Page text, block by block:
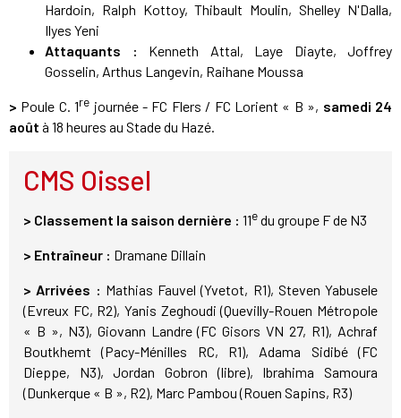
Hardoin, Ralph Kottoy, Thibault Moulin, Shelley N'Dalla,
Ilyes Yeni
Attaquants : Kenneth Attal, Laye Diayte, Joffrey
Gosselin, Arthus Langevin, Raihane Moussa
> Poule C. 1re journée - FC Flers / FC Lorient « B », samedi 24
août à 18 heures au Stade du Hazé.
CMS Oissel
> Classement la saison dernière : 11edu groupe F de N3
> Entraîneur : Dramane Dillain
> Arrivées : Mathias Fauvel (Yvetot, R1), Steven Yabusele
(Evreux FC, R2), Yanis Zeghoudi (Quevilly-Rouen Métropole
« B », N3), Giovann Landre (FC Gisors VN 27, R1), Achraf
Boutkhemt (Pacy-Ménilles RC, R1), Adama Sidibé (FC
Dieppe, N3), Jordan Gobron (libre), Ibrahima Samoura
(Dunkerque « B », R2), Marc Pambou (Rouen Sapins, R3)